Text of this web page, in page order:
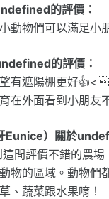
的評價：
動物們可以滿足小
的評價：
有遮陽棚更好
在外面看到小朋友
Eunice）關於
間評價不錯的農場
物的區域。動物們
、蔬菜跟水果唷！